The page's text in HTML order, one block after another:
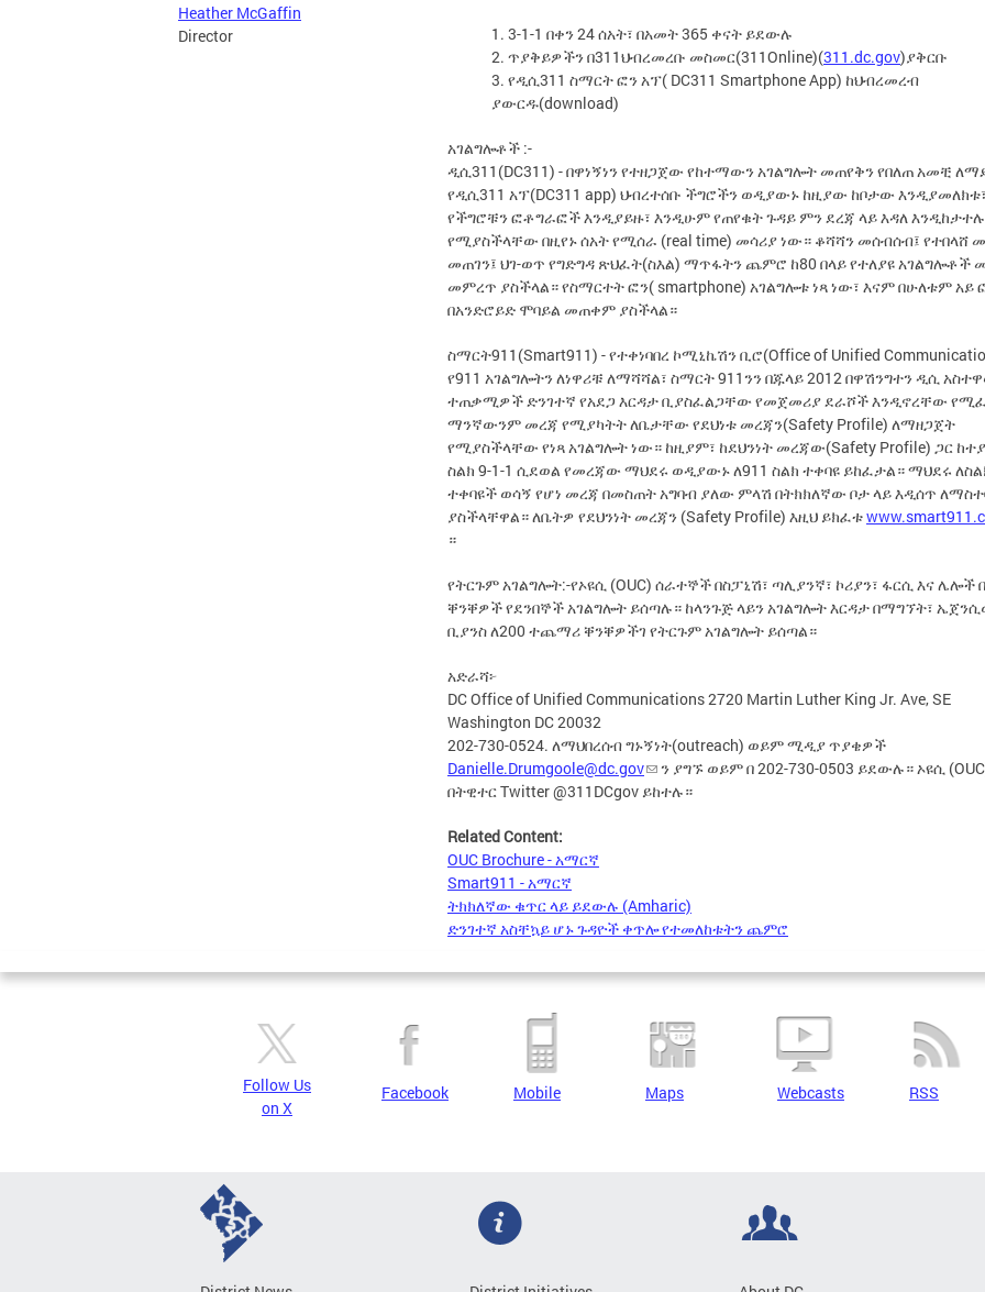
Heather McGaffin
Director
1. 3-1-1 በቀን 24 ሰአት፣ በአመት 365 ቀናት ይደውሉ
2. ጥያቅይዎችን በ311ህብረመረቡ መስመር(311Online)(311.dc.gov)ያቅርቡ
3. የዲሲ311 ስማርት ፎን አፕ( DC311 Smartphone App) ከህብረመረብ
ያውርዱ(download)
አገልግሎቶች :-
ዲሲ311(DC311) - በዋነኝነን የተዘጋጀው የከተማውን አገልግሎት መጠየቅን የበለጠ አመቺ
የዲሲ311 አፕ(DC311 app) ህብረተሰቡ ችግሮችን ወዲያውኑ ከዚያው ከቦታው እንዲያመለክቱ፣
የችግሮቹን ፎቶግራፎች እንዲያይዙ፣ እንዲሁም የጠየቁት ጉዳይ ምን ደረጃ ላይ እዳለ እንዲከታተሉ
የሚያስችላቸው በዚየኑ ሰአት የሚሰራ (real time) መሳሪያ ነው። ቆሻሻን መሰብሰብ፤ የተበላሸ
መጠገን፤ ህገ-ወጥ የግድግዳ ጽህፈት(ስእል) ማጥፋትን ጨምሮ ከ80 በላይ የተለያዩ አገልግሎቶች
መምረጥ ያስችላል። የስማርተት ፎን( smartphone) አገልግሎቱ ነጻ ነው፣ እናም በሁለቱም አይ
በአንድሮይድ ሞባይል መጠቀም ያስችላል።
ስማርት911(Smart911) - የተቀነባበረ ኮሚኒኬሽን ቢሮ(Office of Unified
የ911 አገልግሎትን ለነዋሪቹ ለማሻሻል፣ ስማርት 911ንን በጁላይ 2012 በዋሽንግተን ዲሲ
ተጠቃሚዎች ድንገተኛ የአደጋ እርዳታ ቢያስፈልጋቸው የመጀመሪያ ደራሾች እንዲኖረቸው
ማንኛውንም መረጃ የሚያካትት ለቤታቸው የደህነቱ መረጃን(Safety Profile) ለማዘጋጀት
የሚያስችላቸው የነጻ አገልግሎት ነው። ከዚያም፣ ከደህንነት መረጃው(Safety Profile) ጋር
ስልክ 9-1-1 ሲደወል የመረጃው ማህደሩ ወዲያውኑ ለ911 ስልክ ተቀባዩ ይከፈታል። ማህደሩ
ተቀባዩች ወሳኝ የሆነ መረጃ በመስጠት አግባብ ያለው ምላሽ በትክክለኛው ቦታ ላይ እዲሰጥ
ያስችላቸዋል። ለቤትዎ የደህንነት መረጃን (Safety Profile) እዚህ ይክፈቱ
።
የትርጉም አገልግሎት:-የኦዩሲ (OUC) ሰራተኞች በስፓኒሽ፣ ጣሊያንኛ፣ ኮሪያን፣ ፋርሲ እና ሌሎች
ቐንቐዎች የደንበኞች አገልግሎት ይሰጣሉ። ከላንጉጅ ላይን አገልግሎት እርዳታ በማግኘት፣
ቢያንስ ለ200 ተጨማሪ ቐንቐዎችገ የትርጉም አገልግሎት ይሰጣል።
አድራሻ፦
DC Office of Unified Communications 2720 Martin Luther King Jr. Ave, SE
Washington DC 20032
202-730-0524. ለማህበረሰብ ግኑኝነት(outreach) ወይም ሚዲያ ጥያቄዎች
Danielle.Drumgoole@dc.gov
ን ያግኙ ወይም በ 202-730-0503 ይደውሉ። ኦዩሲ
በትዊተር Twitter @311DCgov ይከተሉ።
Related Content:
OUC Brochure - አማርኛ
Smart911 - አማርኛ
ትክክለኛው ቁጥር ላይ ይደውሉ (Amharic)
ድንገተኛ አስቸኳይ ሆኑ ጉዳዮች ቀጥሎ የተመለከቱትን ጨምሮ
Follow Us
on X
Facebook Mobile Maps Webcasts RSS